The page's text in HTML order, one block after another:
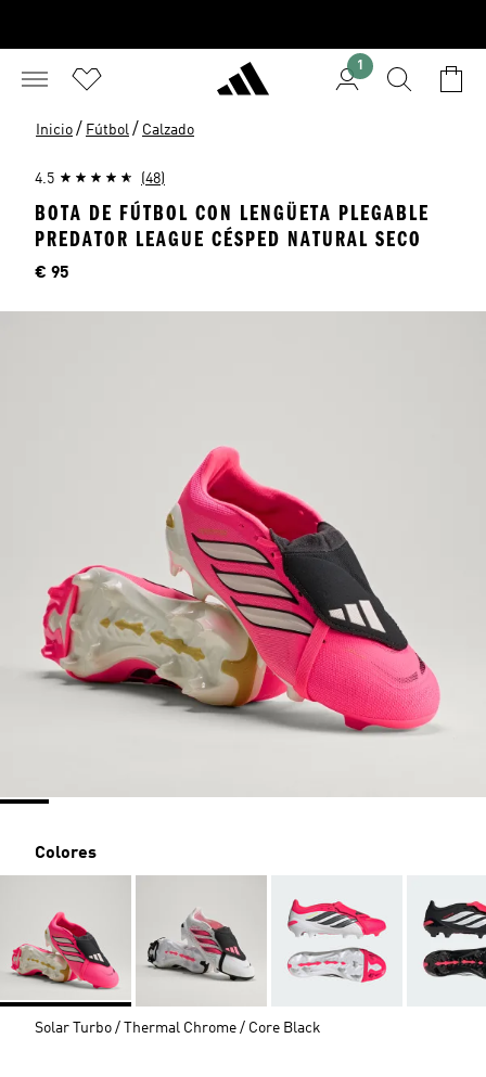
1
Inicio / Fútbol / Calzado
4.5 (48)
BOTA DE FÚTBOL CON LENGÜETA PLEGABLE
PREDATOR LEAGUE CÉSPED NATURAL SECO
Precio
€ 95
Colores
Solar Turbo / Thermal Chrome / Core Black